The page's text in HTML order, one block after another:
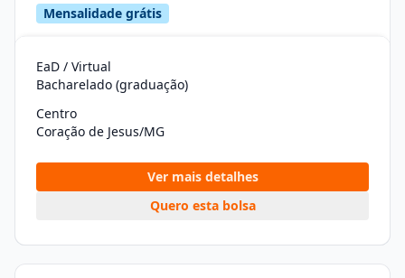
Mensalidade grátis
EaD / Virtual
Bacharelado (graduação)
Centro
Coração de Jesus/MG
Ver mais detalhes
Quero esta bolsa